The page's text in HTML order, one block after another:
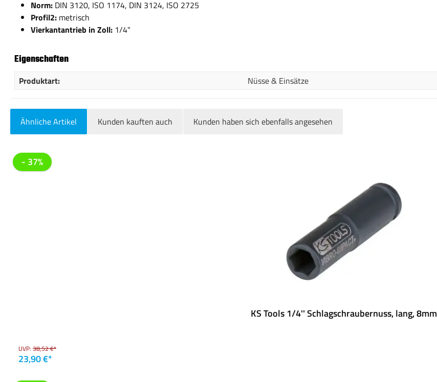
Norm: DIN 3120, ISO 1174, DIN 3124, ISO 2725
Profil2: metrisch
Vierkantantrieb in Zoll: 1/4"
Eigenschaften
Produktart: Nüsse & Einsätze
Ähnliche Artikel Kunden kauften auch Kunden haben sich ebenfalls angesehen
Produktgalerie überspringen
- 37%
KS Tools 1/4'' Schlagschraubernuss, lang, 8mm
UVP: 38,52 €*
23,90 €*